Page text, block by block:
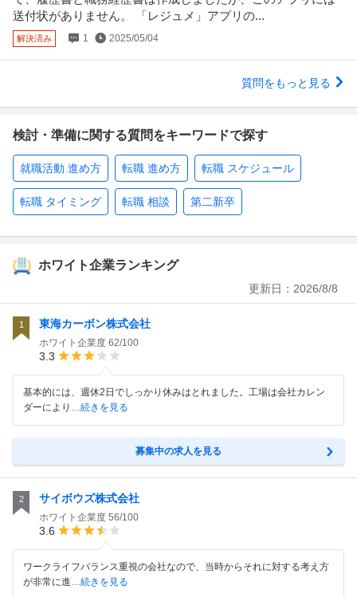
送付状がありません。 「レジュメ」アプリの...
解決済み 1 2025/05/04
質問をもっと見る
検討・準備に関する質問をキーワードで探す
就職活動 進め方 転職 進め方 転職 スケジュール
転職 タイミング 転職 相談 第二新卒
ホワイト企業ランキング
更新日： 2026/8/8
1 東海カーボン株式会社
ホワイト企業度 62/100
3.3
基本的には、週休2日でしっかり休みはとれました。工場は会社カレン
ダーにより …続きを見る
募集中の求人を見る
2 サイボウズ株式会社
ホワイト企業度 56/100
3.6
ワークライフバランス重視の会社なので、当時からそれに対する考え方
が非常に進…続きを見る